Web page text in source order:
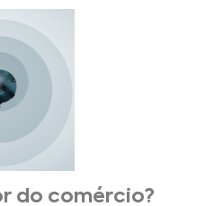
pelo
do
a
do comércio?